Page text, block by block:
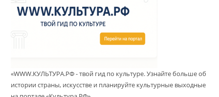
«WWW.КУЛЬТУРА.РФ - твой гид по культуре. Узнайте больше об
истории страны, искусстве и планируйте культурные выходные